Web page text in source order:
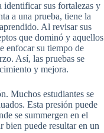
identificar sus fortalezas y
a una prueba, tiene la
Al revisar sus
que dominó y aquellos
enfocar su tiempo de
Así, las pruebas se
y mejora.
Muchos estudiantes se
Esta presión puede
se summergen en el
bien puede resultar en un